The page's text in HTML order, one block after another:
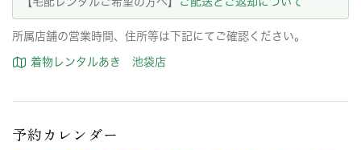
所属店舗の営業時間、住所等は下記にてご確認ください。
着物レンタルあき 池袋店
予約カレンダー